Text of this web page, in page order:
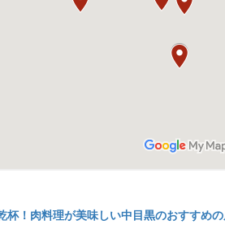
杯！肉料理が美味しい中目黒のおすすめ